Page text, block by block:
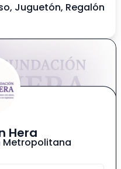
Juguetón, Regalón
Hera
Metropolitana